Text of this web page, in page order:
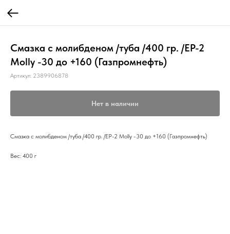
Смазка с молибденом /туба /400 гр. /EP-2
Molly -30 до +160 (Газпромнефть)
Артикул: 2389906878
Нет в наличии
Смазка с молибденом /туба /400 гр. /EP-2 Molly -30 до +160 (Газпромнефть)
Вес: 400 г